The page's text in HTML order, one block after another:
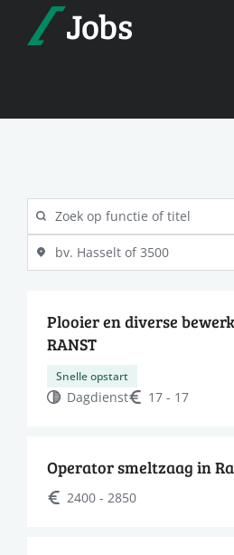
Jobs
Plooier en diverse
RANST
Snelle opstart
Dagdienst 17 - 17
Operator smeltzaag in
2400 - 2850